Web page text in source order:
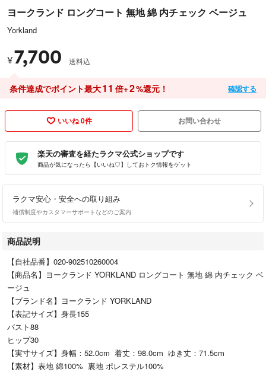
ヨークランド ロングコート 無地 綿 内チェック ベージュ
Yorkland
¥7,700 送料込
条件達成でポイント最大11 倍+2%還元！ 確認する
いいね 0件 お問い合わせ
楽天の審査を経たラクマ公式ショップです
商品が気になったら【いいね♡】しておトク情報をゲット
ラクマ安心・安全への取り組み
補償制度やカスタマーサポートなどのご案内
商品説明
【自社品番】020-902510260004
【商品名】ヨークランド YORKLAND ロングコート 無地 綿 内チェック ベ
ージュ
【ブランド名】ヨークランド YORKLAND
【表記サイズ】身長155
バスト88
ヒップ30
【実寸サイズ】身幅：52.0cm 着丈：98.0cm ゆき丈：71.5cm
【素材】表地 綿100% 裏地 ポレステル100%